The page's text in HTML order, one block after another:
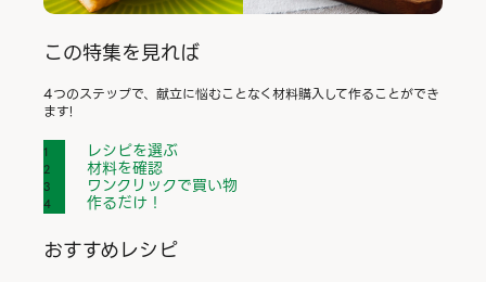
この特集を見れば
4つのステップで、献立に悩むことなく材料購入して作ることができ
ます!
レシピを選ぶ
材料を確認
ワンクリックで買い物
作るだけ！
おすすめレシピ